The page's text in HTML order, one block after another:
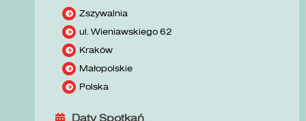
Zszywalnia
ul. Wieniawskiego 62
Kraków
Małopolskie
Polska
Daty Spotkań